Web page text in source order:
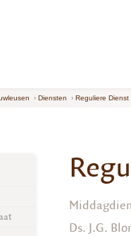
› Diensten › Reguliere Dienst
Ds. J.G.